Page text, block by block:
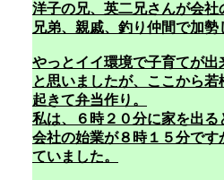
洋子の兄、英二兄さんが会
兄弟、親戚、釣り仲間で加
やっとイイ環境で子育てが出
と思いましたが、ここから
起きて弁当作り。
私は、６時２０分に家を出
会社の始業が８時１５分で
ていました。